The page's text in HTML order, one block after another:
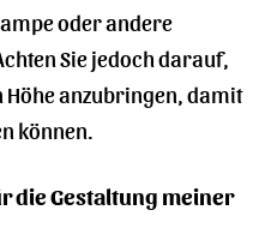
oder andere
Sie jedoch darauf,
anzubringen, damit
können.
die Gestaltung meiner